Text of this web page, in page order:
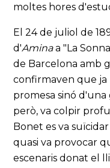
moltes hores
El 24 de juliol de
d'Aminaa "La
de Barcelona amb
confirmaven que ja
promesa sinó d'una
però, va colpir
Bonet es va
quasi va provocar
escenaris donat el